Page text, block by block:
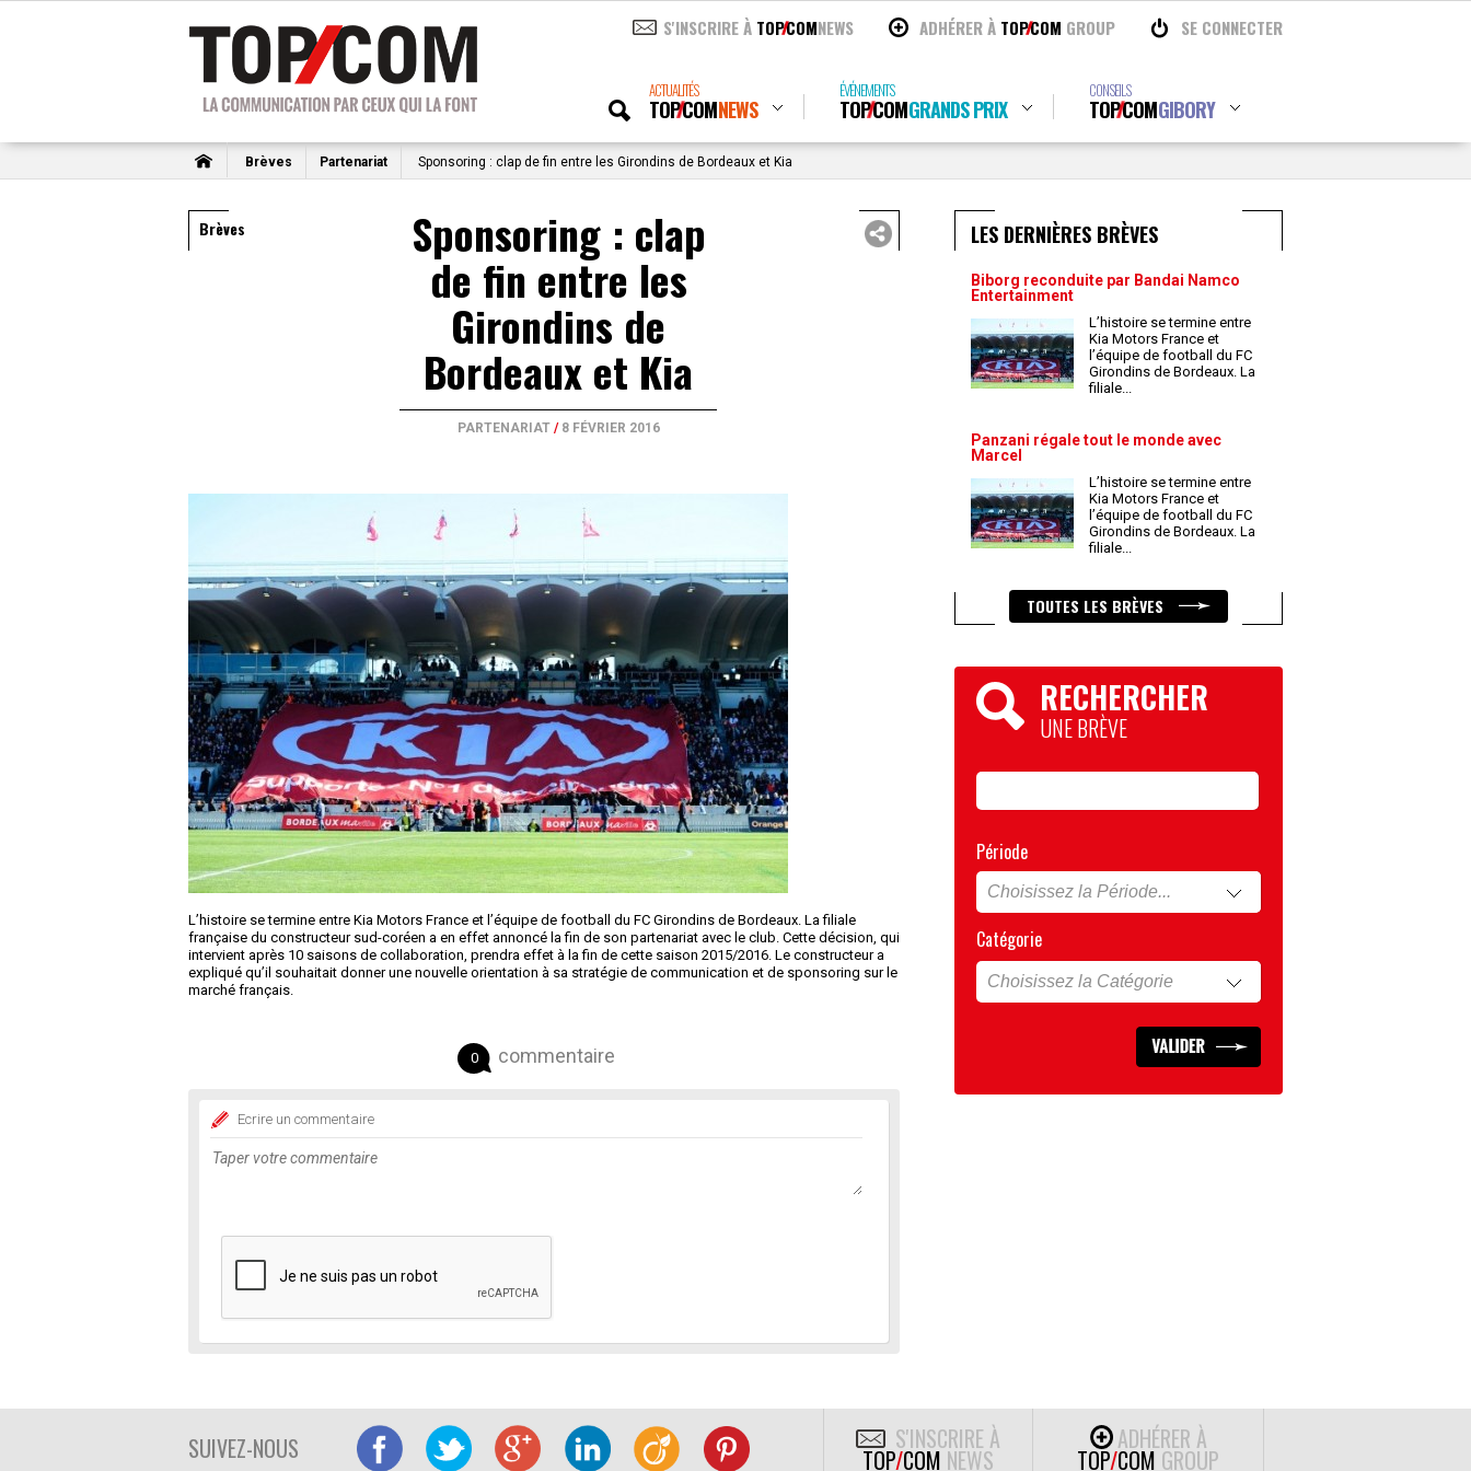
S'INSCRIRE À TOPCOMNEWS ADHÉRER À TOPCOM GROUP SE CONNECTER
ACTUALITÉS
TOPCOMNEWS
ÉVÉNEMENTS
TOPCOMGRANDS PRIX
CONSEILS
TOPCOMGIBORY
Brèves Partenariat Sponsoring : clap de fin entre les Girondins de Bordeaux et Kia
Brèves Sponsoring : clap
de fin entre les
Girondins de
Bordeaux et Kia
PARTENARIAT/ 8 FÉVRIER 2016
L’histoire se termine entre Kia Motors France et l’équipe de football du FC Girondins de Bordeaux. La filiale
française du constructeur sud-coréen a en effet annoncé la fin de son partenariat avec le club. Cette décision, qui
intervient après 10 saisons de collaboration, prendra effet à la fin de cette saison 2015/2016. Le constructeur a
expliqué qu’il souhaitait donner une nouvelle orientation à sa stratégie de communication et de sponsoring sur le
marché français.
0 commentaire
Ecrire un commentaire
LES DERNIÈRES BRÈVES
Biborg reconduite par Bandai Namco
Entertainment
L’histoire se termine entre
Kia Motors France et
l’équipe de football du FC
Girondins de Bordeaux. La
filiale...
Panzani régale tout le monde avec
Marcel
L’histoire se termine entre
Kia Motors France et
l’équipe de football du FC
Girondins de Bordeaux. La
filiale...
TOUTES LES BRÈVES
RECHERCHER
UNE BRÈVE
Période
Catégorie
SUIVEZ-NOUS S'INSCRIRE À
TOP/COM NEWS
ADHÉRER À
TOP/COM GROUP